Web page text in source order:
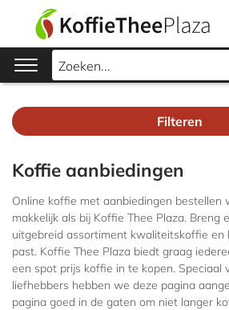
Zoeken...
Koffie
Koffieapparaten
Onderhoud
Accessoires
Filteren
Koffie aanbiedingen
Online koffie met aanbiedingen bestellen
makkelijk als bij Koffie Thee Plaza. Breng
uitgebreid assortiment kwaliteitskoffie en
past. Koffie Thee Plaza biedt graag
een spot prijs koffie in te kopen. Speciaal
liefhebbers hebben we deze pagina
pagina goed in de gaten om niet langer